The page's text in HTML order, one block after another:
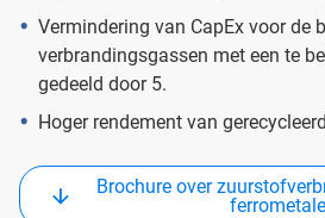
Vermindering van CapEx voor de
verbrandingsgassen met een te
gedeeld door 5.
Hoger rendement van
Brochure over